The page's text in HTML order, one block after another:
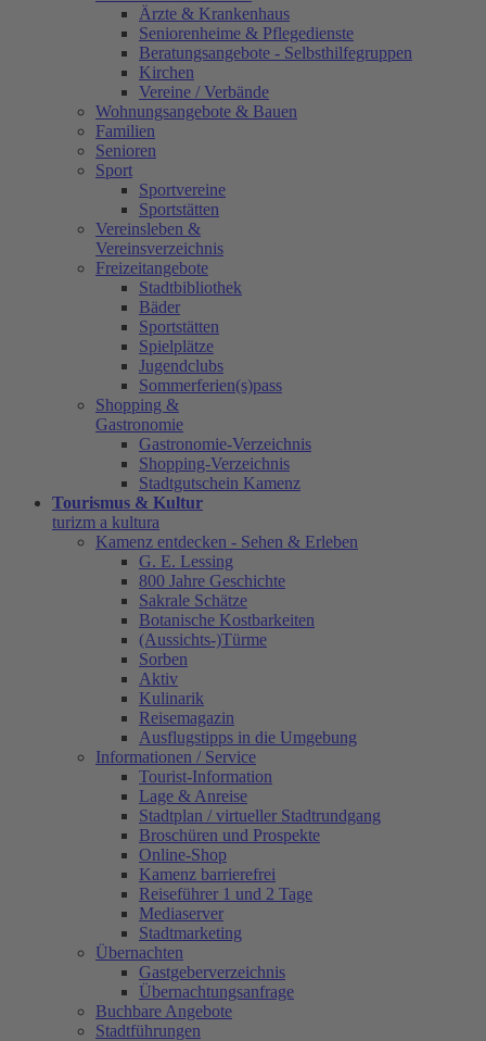
Ärzte & Krankenhaus
Seniorenheime & Pflegedienste
Beratungsangebote - Selbsthilfegruppen
Kirchen
Vereine / Verbände
Wohnungsangebote & Bauen
Familien
Senioren
Sport
Sportvereine
Sportstätten
Vereinsleben &
Vereinsverzeichnis
Freizeitangebote
Stadtbibliothek
Bäder
Sportstätten
Spielplätze
Jugendclubs
Sommerferien(s)pass
Shopping &
Gastronomie
Gastronomie-Verzeichnis
Shopping-Verzeichnis
Stadtgutschein Kamenz
Tourismus & Kultur
turizm a kultura
Kamenz entdecken - Sehen & Erleben
G. E. Lessing
800 Jahre Geschichte
Sakrale Schätze
Botanische Kostbarkeiten
(Aussichts-)Türme
Sorben
Aktiv
Kulinarik
Reisemagazin
Ausflugstipps in die Umgebung
Informationen / Service
Tourist-Information
Lage & Anreise
Stadtplan / virtueller Stadtrundgang
Broschüren und Prospekte
Online-Shop
Kamenz barrierefrei
Reiseführer 1 und 2 Tage
Mediaserver
Stadtmarketing
Übernachten
Gastgeberverzeichnis
Übernachtungsanfrage
Buchbare Angebote
Stadtführungen